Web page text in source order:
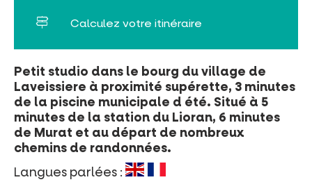
Billetterie en ligne
Tribus et groupes
Rechercher
Petit studio dans le bourg du village de
Laveissiere à proximité supérette, 3 minutes
de la piscine municipale d été. Situé à 5
minutes de la station du Lioran, 6 minutes
de Murat et au départ de nombreux
chemins de randonnées.
Langues parlées :
Calculez votre itinéraire